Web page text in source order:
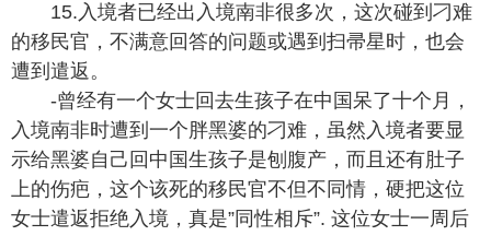
15.入境者已经出入境南非很多次，这次碰到刁难
的移民官，不满意回答的问题或遇到扫帚星时，也会
遭到遣返。
-曾经有一个女士回去生孩子在中国呆了十个月，
入境南非时遭到一个胖黑婆的刁难，虽然入境者要显
示给黑婆自己回中国生孩子是刨腹产，而且还有肚子
上的伤疤，这个该死的移民官不但不同情，硬把这位
女士遣返拒绝入境，真是”同性相斥”. 这位女士一周后